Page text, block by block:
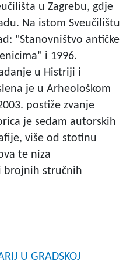
u Zagrebu, gdje
Na istom Sveučilištu
"Stanovništvo antičke
i 1996.
u Histriji i
je u Arheološkom
postiže zvanje
je sedam autorskih
više od stotinu
te niza
brojnih stručnih
U GRADSKOJ